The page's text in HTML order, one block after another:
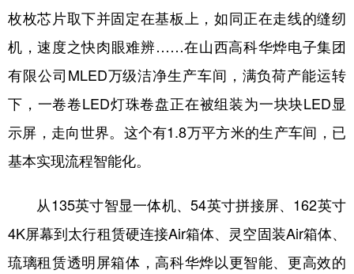
地方频道
北京 天津 河北 山西
辽宁 吉林 上海 江苏
山东 河南
陕西 甘肃 青海 宁夏
枚枚芯片取下并固定在基板上，如同正在走线的缝纫
机，速度之快肉眼难辨……在山西高科华烨电子集团
有限公司MLED万级洁净生产车间，满负荷产能运转
下，一卷卷LED灯珠卷盘正在被组装为一块块LED显
示屏，走向世界。这个有1.8万平方米的生产车间，已
基本实现流程智能化。
从135英寸智显一体机、54英寸拼接屏、162英寸
4K屏幕到太行租赁硬连接Air箱体、灵空固装Air箱体、
琉璃租赁透明屏箱体，高科华烨以更智能、更高效的